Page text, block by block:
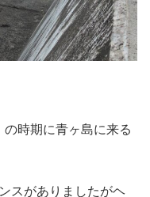
時期に青ヶ島に来る
スがありましたがヘ